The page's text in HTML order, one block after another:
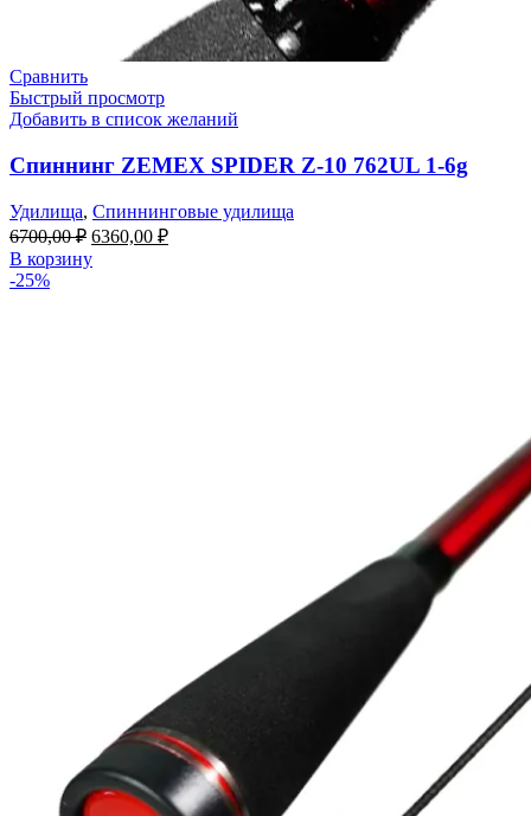
Сравнить
Быстрый просмотр
Добавить в список желаний
Спиннинг ZEMEX SPIDER Z-10 762UL 1-6g
Удилища, Спиннинговые удилища
6700,00₽ 6360,00 ₽
В корзину
-25%